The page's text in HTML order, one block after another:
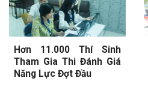
Hơn 11.000 Thí Sinh
Tham Gia Thi Đánh Giá
Năng Lực Đợt Đầu